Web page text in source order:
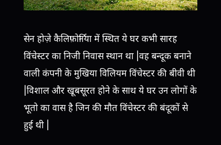
सेन होज़े कैलिफ़ोर्निया में स्थित ये घर कभी सारह
विंचेस्टर का निजी निवास स्थान था |वह बन्दूक बनाने
वाली कंपनी के मुखिया विलियम विंचेस्टर की बीवी थी
|विशाल और खूबसूरत होने के साथ ये घर उन लोगों के
भूतो का वास है जिन की मौत विंचेस्टर की बंदूकों से
हुई थी |